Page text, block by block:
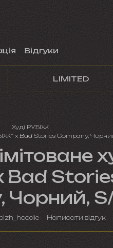
Відгуки
LIMITED
Худі РУБІЖ
x Bad Stories Company,
Bad
Чорний,
Написати відгук